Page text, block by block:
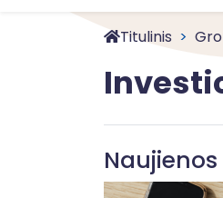
Titulinis
Naujienos